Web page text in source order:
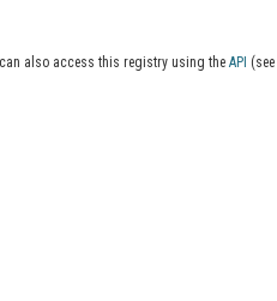
also access this registry using the API (see